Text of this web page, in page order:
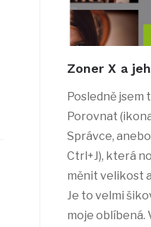
Zoner X a
Posledně jsem
Porovnat
Správce,
Ctrl+J), která
měnit velikost
Je to velmi
moje oblíbená.